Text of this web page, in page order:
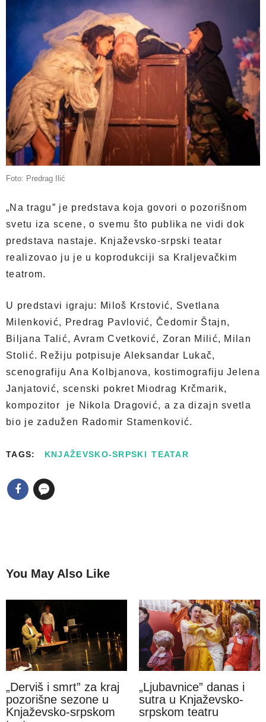
Foto: Predrag Ilić
„Na tragu” je predstava koja govori o pozorišnom
svetu iza scene, o svemu što publika ne vidi dok
predstava nastaje. Knjaževsko-srpski teatar
realizovao ju je u koprodukciji sa Kraljevačkim
teatrom.
U predstavi igraju: Miloš Krstović, Svetlana
Milenković, Predrag Pavlović, Čedomir Štajn,
Biljana Talić, Avram Cvetković, Zoran Milić, Milan
Stolić. Režiju potpisuje Aleksandar Lukač,
scenografiju Ana Kolbjanova, kostimografiju Jelena
Janjatović, scenski pokret Miodrag Krčmarik,
kompozitor je Nikola Dragović, a za dizajn svetla
bio je zadužen Radomir Stamenković.
TAGS: KNJAŽEVSKO-SRPSKI TEATAR
You May Also Like
„Derviš i smrt” za kraj
pozorišne sezone u
Knjaževsko-srpskom
„Ljubavnice” danas i
sutra u Knjaževsko-
srpskom teatru